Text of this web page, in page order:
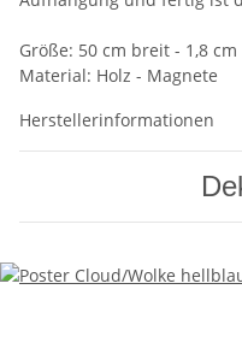
Größe: 50 cm breit - 1,8 cm
Material: Holz - Magnete
Herstellerinformationen